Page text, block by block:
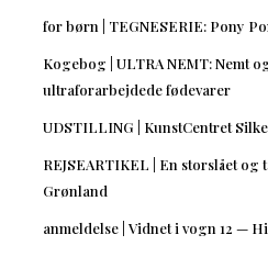
for børn | TEGNESERIE: Pony
Kogebog | ULTRA NEMT: Nemt
ultraforarbejdede fødevarer
UDSTILLING | KunstCentret
REJSEARTIKEL | En storslået
Grønland
anmeldelse | Vidnet i vogn 12 —